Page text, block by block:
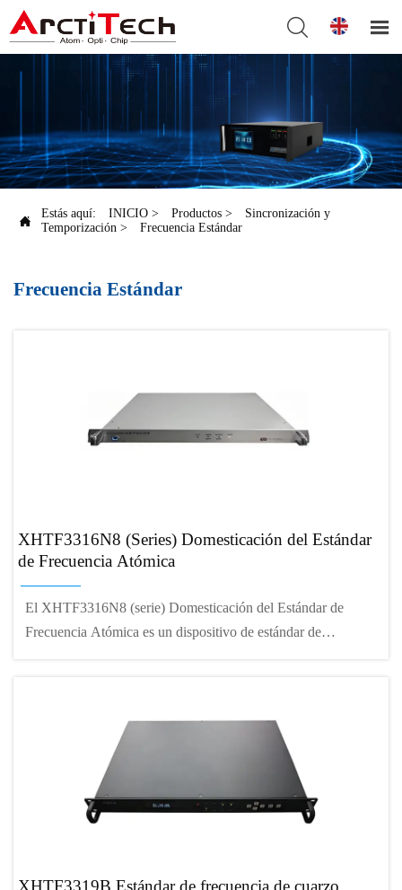
 
 Estás aquí: INICIO > Productos >
Sincronización y
Temporización > Frecuencia Estándar
Frecuencia Estándar
XHTF3316N8 (Series) Domesticación del Estándar
de Frecuencia Atómica
El XHTF3316N8 (serie) Domesticación del Estándar de
Frecuencia Atómica es un dispositivo de estándar de
XHTF3319B Estándar de frecuencia de cuarzo